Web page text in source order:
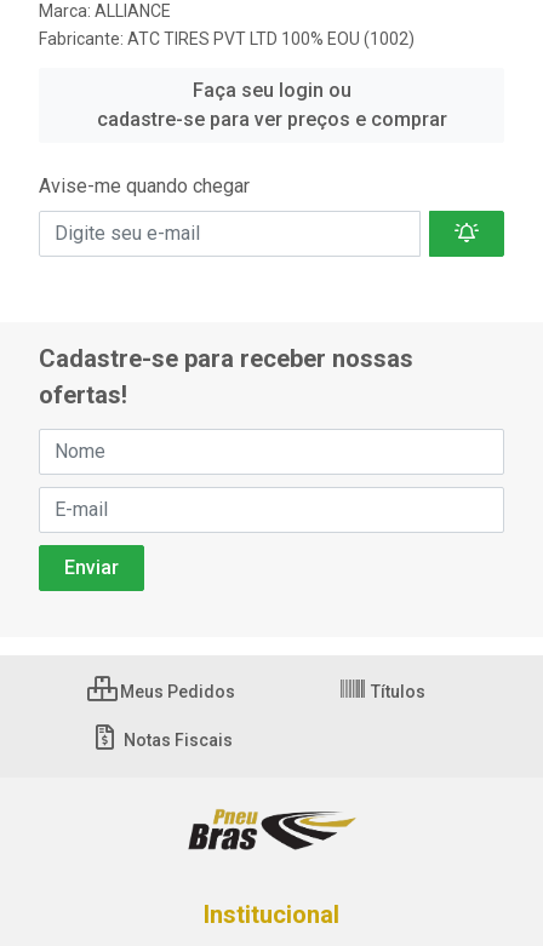
Marca: ALLIANCE
Fabricante: ATC TIRES PVT LTD 100% EOU (1002)
Faça seu login ou
cadastre-se para ver preços e comprar
Avise-me quando chegar
Cadastre-se para receber nossas
ofertas!
Meus Pedidos Títulos
Notas Fiscais
Institucional